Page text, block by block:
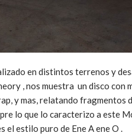
en distintos terrenos y
, nos muestra un disco con
y mas, relatando fragmentos
lo que lo caracterizo a este
el estilo puro de Ene A ene O .